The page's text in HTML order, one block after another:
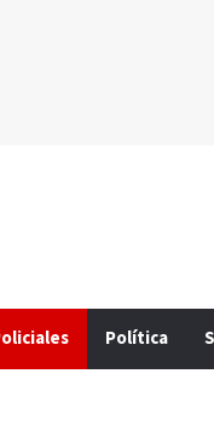
Política